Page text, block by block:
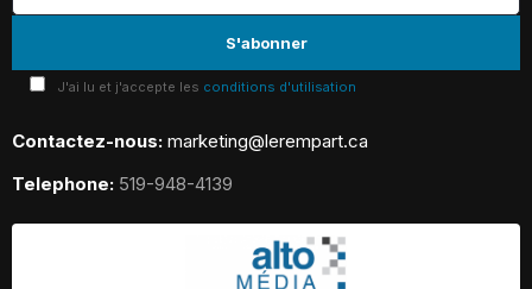
J'ai lu et j'accepte les conditions d'utilisation
Contactez-nous: marketing@lerempart.ca
Telephone: 519-948-4139